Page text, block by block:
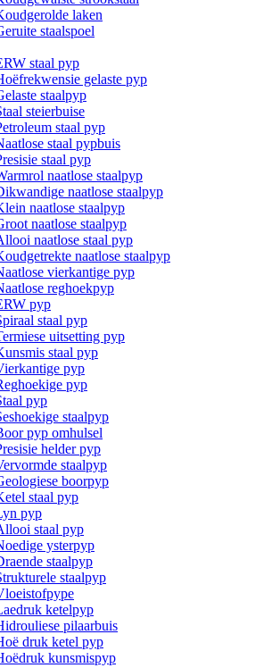
laken
staalspoel
staal pyp
gelaste pyp
staalpyp
steierbuise
staal pyp
staal pypbuis
staal pyp
naatlose staalpyp
naatlose staalpyp
naatlose staalpyp
naatlose staalpyp
naatlose staal pyp
naatlose staalpyp
vierkantige pyp
reghoekpyp
pyp
staal pyp
uitsetting pyp
staal pyp
pyp
pyp
pyp
staalpyp
pyp omhulsel
helder pyp
staalpyp
boorpyp
staal pyp
pyp
staal pyp
ysterpyp
staalpyp
staalpyp
ketelpyp
pilaarbuis
druk ketel pyp
kunsmispyp